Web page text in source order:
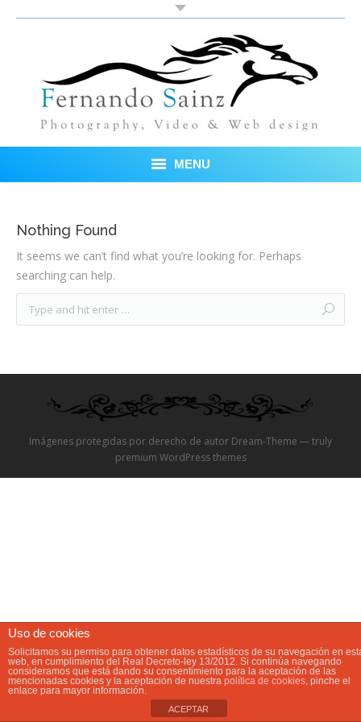
MENU
Blog
Sobre mí
Preguntas?
Precios
Nothing Found
It seems we can’t find what you’re looking for. Perhaps
searching can help.
Imágenes protegidas por derecho de autor Dream-Theme — truly
premium WordPress themes
Uso de cookies
Solicitamos su permiso para obtener datos estadísticos de su navegación en
web, en cumplimiento del Real Decreto-ley 13/2012. Si continúa navegando
consideramos que está dando su consentimiento para la aceptación de las
mencionadas cookies y la aceptación de nuestra política de cookies, pinche el
enlace para mayor información.
ACEPTAR